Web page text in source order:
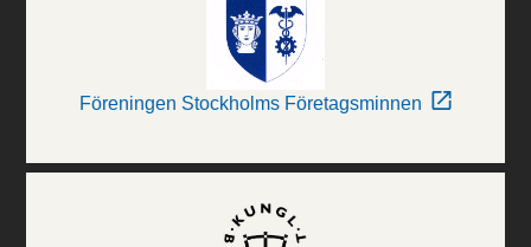
Föreningen Stockholms Företagsminnen